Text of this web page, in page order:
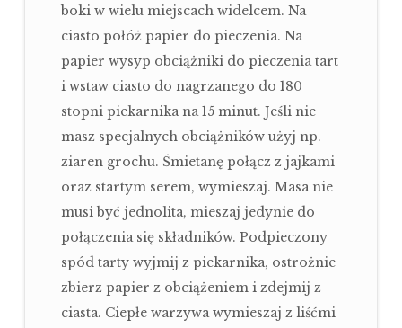
boki w wielu miejscach widelcem. Na
ciasto połóż papier do pieczenia. Na
papier wysyp obciążniki do pieczenia tart
i wstaw ciasto do nagrzanego do 180
stopni piekarnika na 15 minut. Jeśli nie
masz specjalnych obciążników użyj np.
ziaren grochu. Śmietanę połącz z jajkami
oraz startym serem, wymieszaj. Masa nie
musi być jednolita, mieszaj jedynie do
połączenia się składników. Podpieczony
spód tarty wyjmij z piekarnika, ostrożnie
zbierz papier z obciążeniem i zdejmij z
ciasta. Ciepłe warzywa wymieszaj z liśćmi